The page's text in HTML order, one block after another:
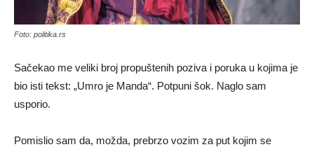
Foto: politika.rs
Sačekao me veliki broj propuštenih poziva i poruka u kojima je
bio isti tekst: „Umro je Manda“. Potpuni šok. Naglo sam
usporio.
Pomislio sam da, možda, prebrzo vozim za put kojim se